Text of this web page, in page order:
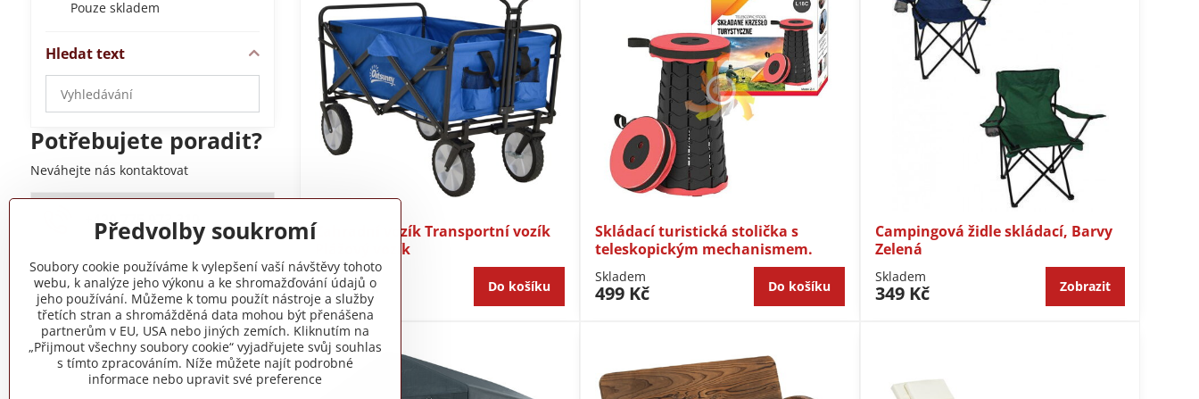
Zahradní vozík Transportní vozík
Plážový vozík
Skladem
2790 Kč Do košíku
Skládací turistická stolička s
teleskopickým mechanismem.
Skladem
499 Kč Do košíku
Campingová židle skládací, Barvy
Zelená
Skladem
349 Kč Zobrazit
Pouze skladem
Hledat text
Prohledat
výsledky
filtru
fulltextem
Potřebujete poradit?
Neváhejte nás kontaktovat
+420 775 973 319
Předvolby soukromí
Soubory cookie používáme k vylepšení vaší návštěvy tohoto
webu, k analýze jeho výkonu a ke shromažďování údajů o
jeho používání. Můžeme k tomu použít nástroje a služby
třetích stran a shromážděná data mohou být přenášena
partnerům v EU, USA nebo jiných zemích. Kliknutím na
„Přijmout všechny soubory cookie“ vyjadřujete svůj souhlas
s tímto zpracováním. Níže můžete najít podrobné
informace nebo upravit své preference